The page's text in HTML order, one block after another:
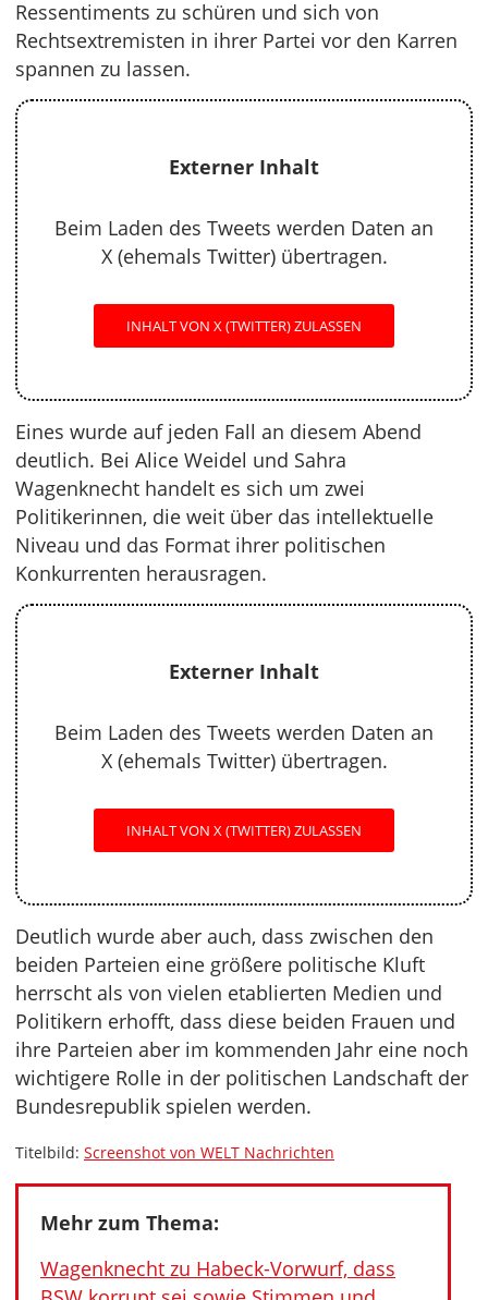
Ressentiments zu schüren und sich von
Rechtsextremisten in ihrer Partei vor den Karren
spannen zu lassen.
Externer Inhalt
Beim Laden des Tweets werden Daten an
X (ehemals Twitter) übertragen.
INHALT VON X (TWITTER) ZULASSEN
Eines wurde auf jeden Fall an diesem Abend
deutlich. Bei Alice Weidel und Sahra
Wagenknecht handelt es sich um zwei
Politikerinnen, die weit über das intellektuelle
Niveau und das Format ihrer politischen
Konkurrenten herausragen.
Externer Inhalt
Beim Laden des Tweets werden Daten an
X (ehemals Twitter) übertragen.
INHALT VON X (TWITTER) ZULASSEN
Deutlich wurde aber auch, dass zwischen den
beiden Parteien eine größere politische Kluft
herrscht als von vielen etablierten Medien und
Politikern erhofft, dass diese beiden Frauen und
ihre Parteien aber im kommenden Jahr eine noch
wichtigere Rolle in der politischen Landschaft der
Bundesrepublik spielen werden.
Titelbild: Screenshot von WELT Nachrichten
Mehr zum Thema:
Wagenknecht zu Habeck-Vorwurf, dass